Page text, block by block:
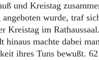
und Kreistag
wurde, traf
Kreistag im
hinaus machte dabei
ihres Tuns bewußt.